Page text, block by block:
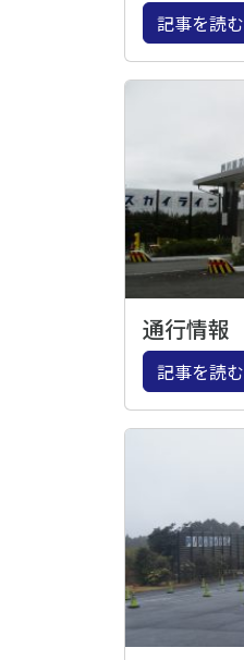
記事を読む
通行情報
記事を読む